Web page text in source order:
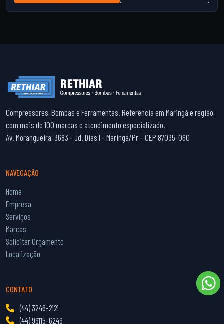
Compressores, Bombas e Ferramentas. Referência em Maringá e região,
com mais de 100 marcas e atendimento especializado.
Av. Morangueira, 3683 - Jd. Dias I - Maringá/Pr – CEP 87035-060
NAVEGAÇÃO
Home
Empresa
Serviços
Marcas
Solicitar Orçamento
Localização
CONTATO
(44) 3246-2121
(44) 99115-6249